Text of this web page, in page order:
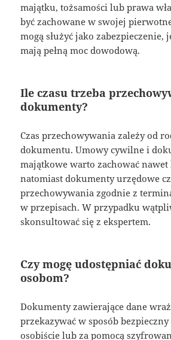
majątku, tożsamości lub prawa
być zachowane w swojej
mogą służyć jako zabezpieczenie,
mają pełną moc dowodową.
Ile czasu trzeba
dokumenty?
Czas przechowywania zależy od
dokumentu. Umowy cywilne i
majątkowe warto zachować
natomiast dokumenty urzędowe
przechowywania zgodnie z
w przepisach. W przypadku
skonsultować się z ekspertem.
Czy mogę udostępniać
osobom?
Dokumenty zawierające dane
przekazywać w sposób
osobiście lub za pomocą